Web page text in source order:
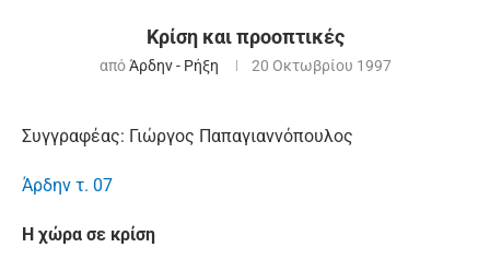
Κρίση και προοπτικές
απόΆρδην - Ρήξη 20 Οκτωβρίου 1997
Συγγραφέας: Γιώργος Παπαγιαννόπουλος
Άρδην τ. 07
Η χώρα σε κρίση